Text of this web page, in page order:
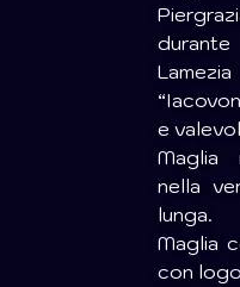
e
Maglia
nella
lunga.
Maglia
con